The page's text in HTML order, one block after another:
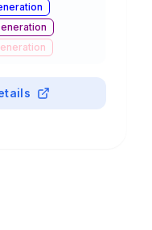
16B+ veces.
en $42B.
Productivity